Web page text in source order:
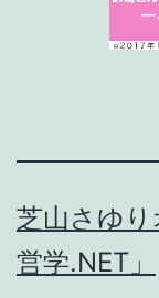
芝山さゆ
営学.NET」